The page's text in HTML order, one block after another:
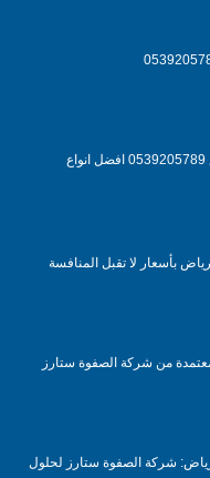
شركة مكافحة حشرات بالرياض 0539205789 افضل انواع
بأسعار لا تقبل المنافسة
من شركة الصفوة ستارز
شركة الصفوة ستارز لحلول